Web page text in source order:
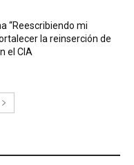
“Reescribiendo mi
la reinserción de
el CIA